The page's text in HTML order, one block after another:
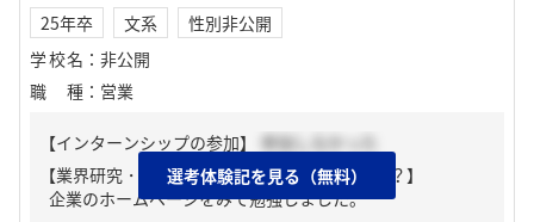
25年卒 文系
性別非公開
学校名 ： 非公開
職種 ： 営業
【インターンシップの参加】
参加しなかった
【業界研究・企業研究はどんな風にしましたか？】
企業のホームページをみて勉強しました。
選考体験記を見る（無料）